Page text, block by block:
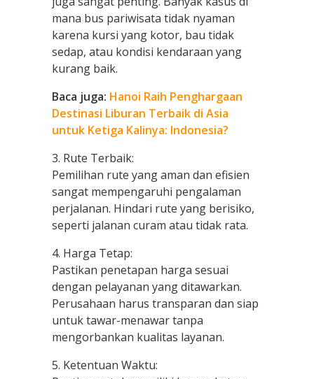
mana bus pariwisata tidak nyaman
karena kursi yang kotor, bau tidak
sedap, atau kondisi kendaraan yang
kurang baik.
Baca juga: Hanoi Raih Penghargaan
Destinasi Liburan Terbaik di Asia
untuk Ketiga Kalinya: Indonesia?
3. Rute Terbaik:
Pemilihan rute yang aman dan efisien
sangat mempengaruhi pengalaman
perjalanan. Hindari rute yang berisiko,
seperti jalanan curam atau tidak rata.
4. Harga Tetap:
Pastikan penetapan harga sesuai
dengan pelayanan yang ditawarkan.
Perusahaan harus transparan dan siap
untuk tawar-menawar tanpa
mengorbankan kualitas layanan.
5. Ketentuan Waktu: